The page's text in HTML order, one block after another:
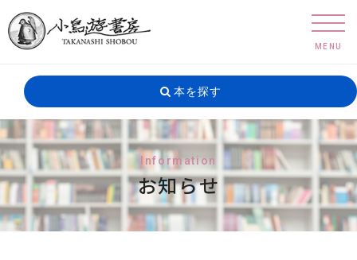
本を探す
Information
お知らせ
MENU